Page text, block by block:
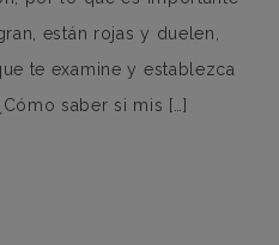
están rojas y duelen,
te examine y establezca
saber si mis […]